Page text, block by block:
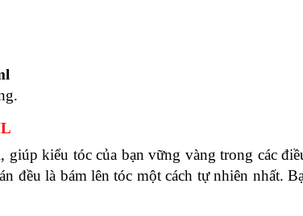
kiểu tóc của bạn vững vàng trong các
đều là bám lên tóc một cách tự nhiên nhất.